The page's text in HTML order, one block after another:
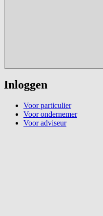
Inloggen
Voor particulier
Voor ondernemer
Voor adviseur